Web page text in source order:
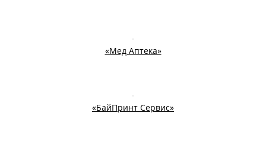
«Мед Аптека»
«БайПринт Сервис»